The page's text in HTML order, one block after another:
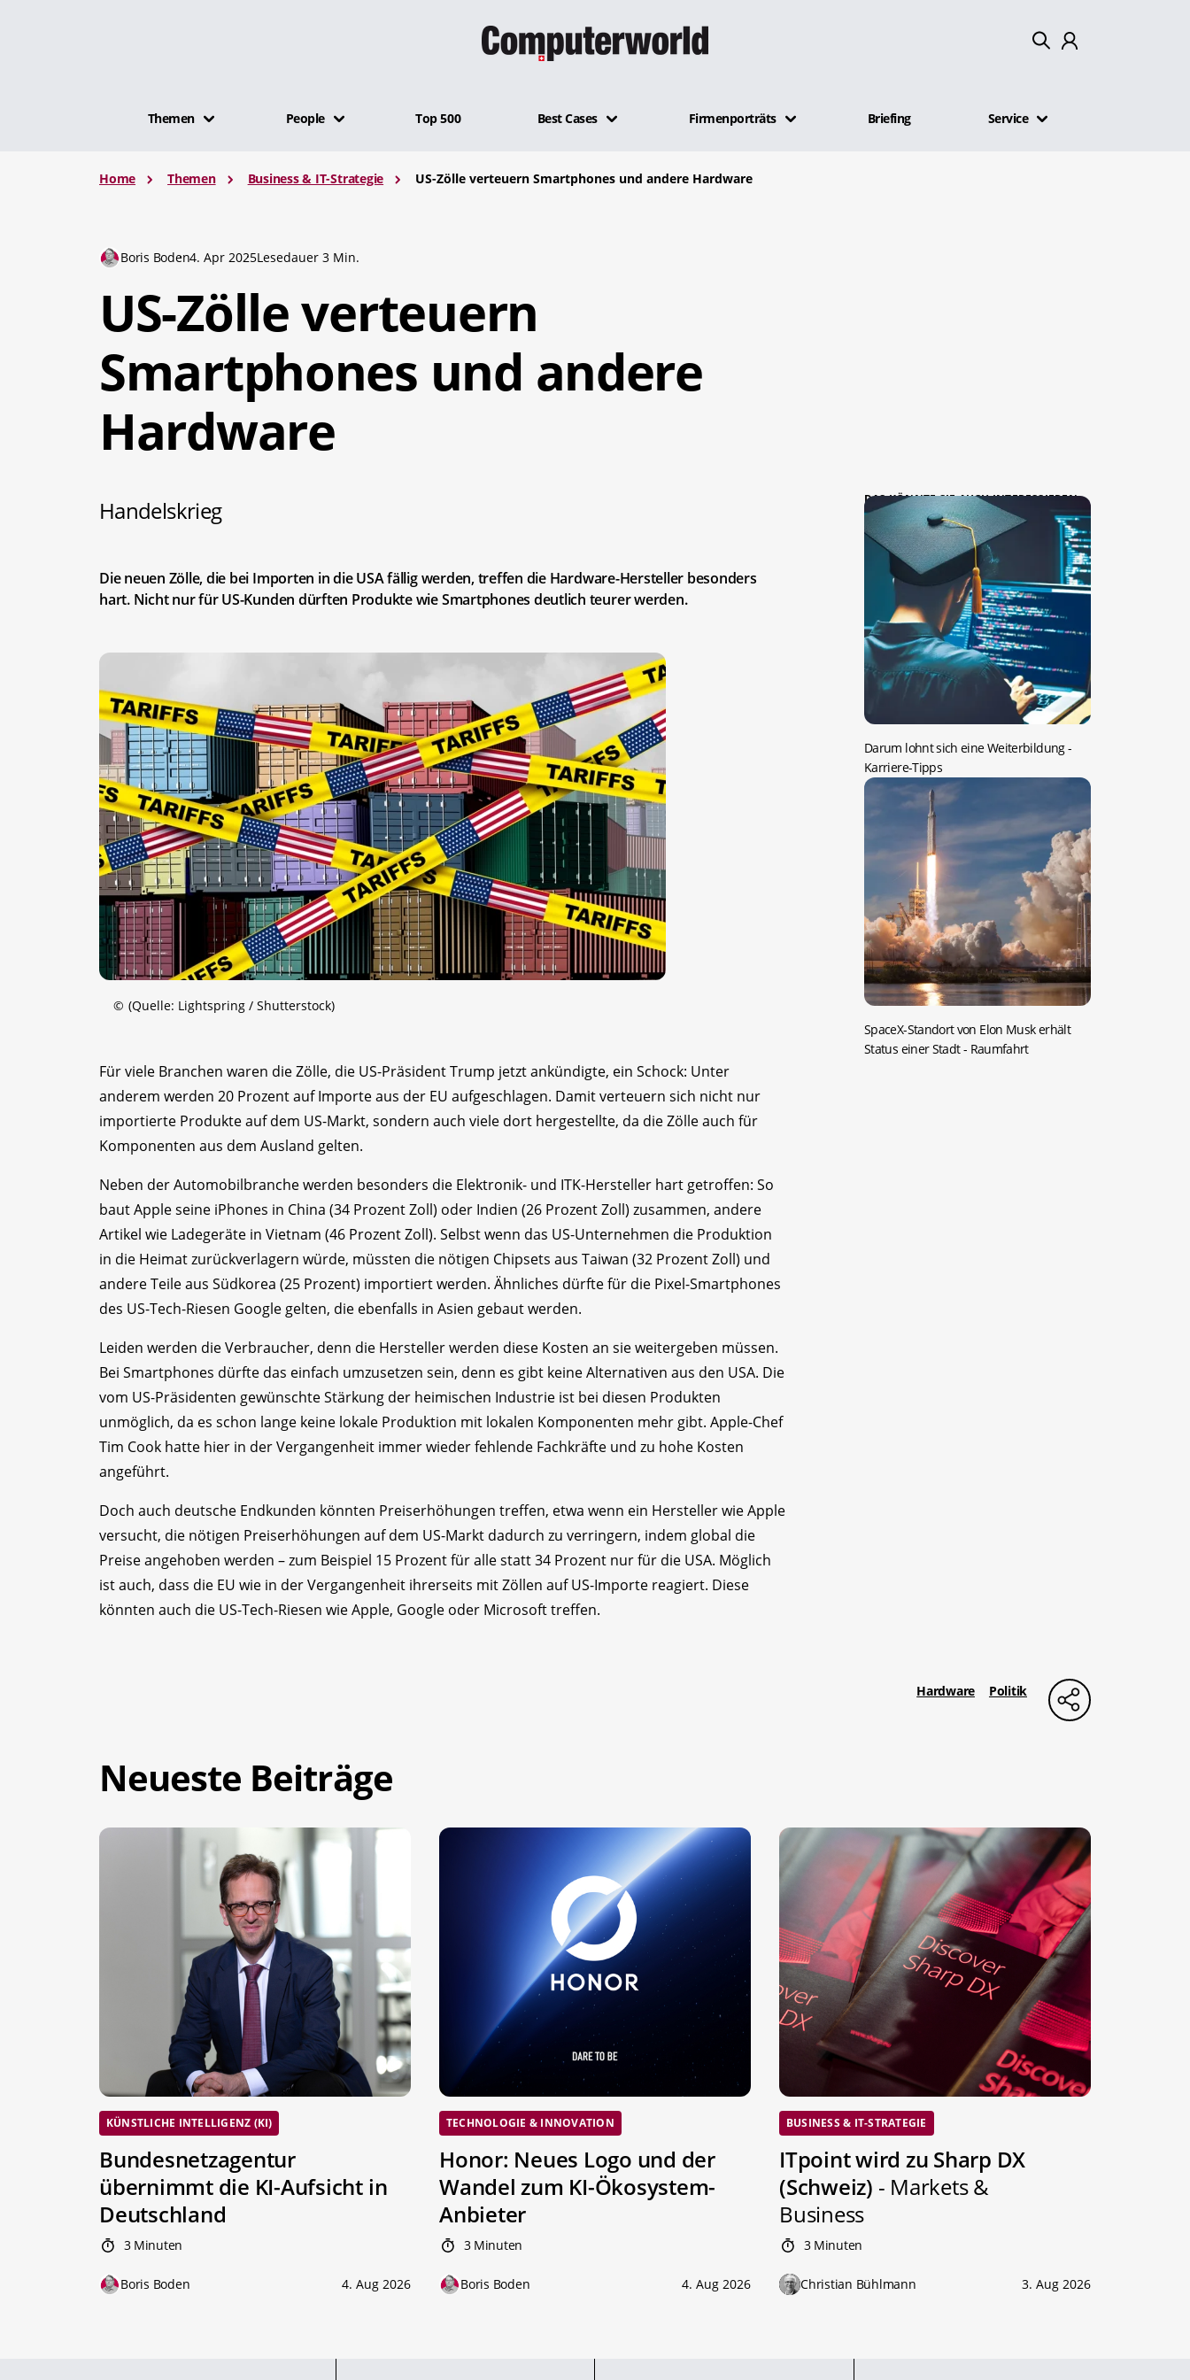
Themen People Top 500 Best Cases Firmenporträts Briefing Service
Home Themen Business & IT-Strategie US-Zölle verteuern Smartphones und andere Hardware
Boris Boden4. Apr 2025Lesedauer 3 Min.
US-Zölle verteuern
Smartphones und andere
Hardware
Handelskrieg
Die neuen Zölle, die bei Importen in die USA fällig werden, treffen die Hardware-Hersteller besonders
hart. Nicht nur für US-Kunden dürften Produkte wie Smartphones deutlich teurer werden.
© (Quelle: Lightspring / Shutterstock)
Für viele Branchen waren die Zölle, die US-Präsident Trump jetzt ankündigte, ein Schock: Unter
anderem werden 20 Prozent auf Importe aus der EU aufgeschlagen. Damit verteuern sich nicht nur
importierte Produkte auf dem US-Markt, sondern auch viele dort hergestellte, da die Zölle auch für
Komponenten aus dem Ausland gelten.
Neben der Automobilbranche werden besonders die Elektronik- und ITK-Hersteller hart getroffen: So
baut Apple seine iPhones in China (34 Prozent Zoll) oder Indien (26 Prozent Zoll) zusammen, andere
Artikel wie Ladegeräte in Vietnam (46 Prozent Zoll). Selbst wenn das US-Unternehmen die Produktion
in die Heimat zurückverlagern würde, müssten die nötigen Chipsets aus Taiwan (32 Prozent Zoll) und
andere Teile aus Südkorea (25 Prozent) importiert werden. Ähnliches dürfte für die Pixel-Smartphones
des US-Tech-Riesen Google gelten, die ebenfalls in Asien gebaut werden.
Leiden werden die Verbraucher, denn die Hersteller werden diese Kosten an sie weitergeben müssen.
Bei Smartphones dürfte das einfach umzusetzen sein, denn es gibt keine Alternativen aus den USA. Die
vom US-Präsidenten gewünschte Stärkung der heimischen Industrie ist bei diesen Produkten
unmöglich, da es schon lange keine lokale Produktion mit lokalen Komponenten mehr gibt. Apple-Chef
Tim Cook hatte hier in der Vergangenheit immer wieder fehlende Fachkräfte und zu hohe Kosten
angeführt.
Doch auch deutsche Endkunden könnten Preiserhöhungen treffen, etwa wenn ein Hersteller wie Apple
versucht, die nötigen Preiserhöhungen auf dem US-Markt dadurch zu verringern, indem global die
Preise angehoben werden – zum Beispiel 15 Prozent für alle statt 34 Prozent nur für die USA. Möglich
ist auch, dass die EU wie in der Vergangenheit ihrerseits mit Zöllen auf US-Importe reagiert. Diese
könnten auch die US-Tech-Riesen wie Apple, Google oder Microsoft treffen.
DAS KÖNNTE SIE AUCH INTERESSIEREN:
Darum lohnt sich eine Weiterbildung-
Karriere-Tipps
SpaceX-Standort von Elon Musk erhält
Status einer Stadt- Raumfahrt
Hardware Politik
Neueste Beiträge
KÜNSTLICHE INTELLIGENZ (KI)
Bundesnetzagentur
übernimmt die KI-Aufsicht in
Deutschland
3 Minuten
Boris Boden 4. Aug 2026
TECHNOLOGIE & INNOVATION
Honor: Neues Logo und der
Wandel zum KI-Ökosystem-
Anbieter
3 Minuten
Boris Boden 4. Aug 2026
BUSINESS & IT-STRATEGIE
ITpoint wird zu Sharp DX
(Schweiz) - Markets &
Business
3 Minuten
Christian Bühlmann 3. Aug 2026